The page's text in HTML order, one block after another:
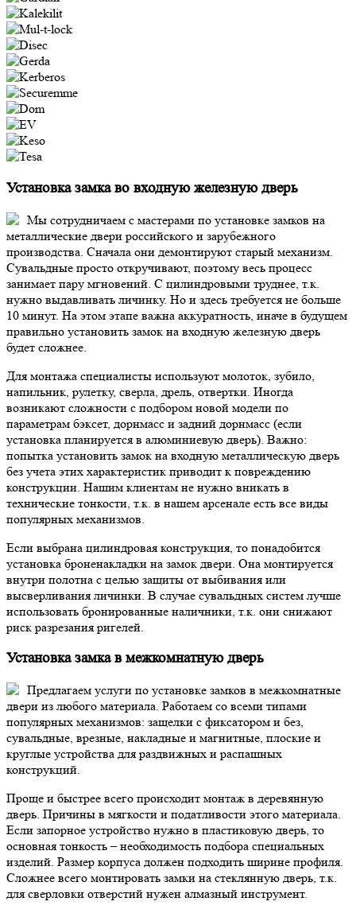
Установка замка во входную железную дверь
Мы сотрудничаем с мастерами по установке замков на
металлические двери российского и зарубежного
производства. Сначала они демонтируют старый механизм.
Сувальдные просто откручивают, поэтому весь процесс
занимает пару мгновений. С цилиндровыми труднее, т.к.
нужно выдавливать личинку. Но и здесь требуется не больше
10 минут. На этом этапе важна аккуратность, иначе в будущем
правильно установить замок на входную железную дверь
будет сложнее.
Для монтажа специалисты используют молоток, зубило,
напильник, рулетку, сверла, дрель, отвертки. Иногда
возникают сложности с подбором новой модели по
параметрам бэксет, дорнмасс и задний дорнмасс (если
установка планируется в алюминиевую дверь). Важно:
попытка установить замок на входную металлическую дверь
без учета этих характеристик приводит к повреждению
конструкции. Нашим клиентам не нужно вникать в
технические тонкости, т.к. в нашем арсенале есть все виды
популярных механизмов.
Если выбрана цилиндровая конструкция, то понадобится
установка броненакладки на замок двери. Она монтируется
внутри полотна с целью защиты от выбивания или
высверливания личинки. В случае сувальдных систем лучше
использовать бронированные наличники, т.к. они снижают
риск разрезания ригелей.
Установка замка в межкомнатную дверь
Предлагаем услуги по установке замков в межкомнатные
двери из любого материала. Работаем со всеми типами
популярных механизмов: защелки с фиксатором и без,
сувальдные, врезные, накладные и магнитные, плоские и
круглые устройства для раздвижных и распашных
конструкций.
Проще и быстрее всего происходит монтаж в деревянную
дверь. Причины в мягкости и податливости этого материала.
Если запорное устройство нужно в пластиковую дверь, то
основная тонкость – необходимость подбора специальных
изделий. Размер корпуса должен подходить ширине профиля.
Сложнее всего монтировать замки на стеклянную дверь, т.к.
для сверловки отверстий нужен алмазный инструмент.